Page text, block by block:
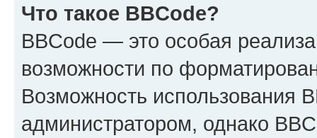
Что такое BBCode?
BBCode — это особая
возможности по
Возможность использования
администратором, однако